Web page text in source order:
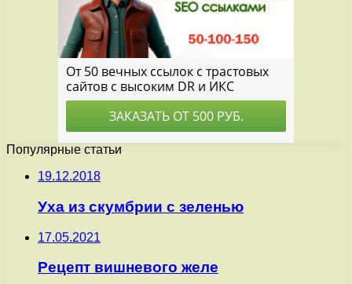
Популярные статьи
19.12.2018
Уха из скумбрии с зеленью
17.05.2021
Рецепт вишневого желе